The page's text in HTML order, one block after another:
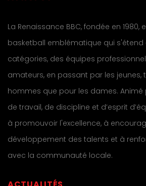
La Renaissance BBC, fondée en 1980,
basketball emblématique qui s'étend
catégories, des équipes
amateurs, en passant par les jeunes,
hommes que pour les dames. Animé
de travail, de discipline et d’esprit
à promouvoir l'excellence, à
développement des talents et à
avec la communauté locale.